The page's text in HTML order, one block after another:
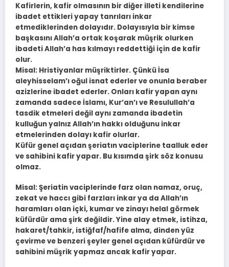
Kafirlerin, kafir olmasının bir diğer illeti kendilerine
ibadet ettikleri yapay tanrıları inkar
etmediklerinden dolayıdır. Dolayısıyla bir kimse
başkasını Allah’a ortak koşarak müşrik olurken
ibadeti Allah’a has kılmayı reddettiği için de kafir
olur.
Misal: Hristiyanlar müşriktirler. Çünkü İsa
aleyhisselam’ı oğul isnat ederler ve onunla beraber
azizlerine ibadet ederler. Onları kafir yapan aynı
zamanda sadece İslamı, Kur’an’ı ve Resulullah’a
tasdik etmeleri değil aynı zamanda ibadetin
kulluğun yalnız Allah’ın hakkı olduğunu inkar
etmelerinden dolayı kafir olurlar.
Küfür genel açıdan şeriatın vaciplerine taalluk eder
ve sahibini kafir yapar. Bu kısımda şirk söz konusu
olmaz.
Misal: Şeriatin vaciplerinde farz olan namaz, oruç,
zekat ve haccı gibi farzları inkar ya da Allah’ın
haramları olan içki, kumar ve zinayı helal görmek
küfürdür ama şirk değildir. Yine alay etmek, istihza,
hakaret/tahkir, istiğfaf/hafife alma, dinden yüz
çevirme ve benzeri şeyler genel açıdan küfürdür ve
sahibini müşrik yapmaz ancak kafir yapar.